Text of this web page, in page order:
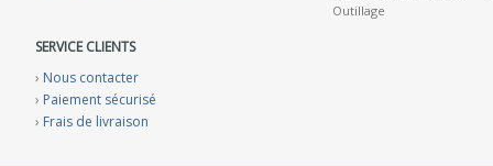
SERVICE CLIENTS
› Nous contacter
› Paiement sécurisé
› Frais de livraison
Outillage